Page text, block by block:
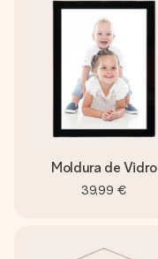
Moldura de Vidro
39,99 €